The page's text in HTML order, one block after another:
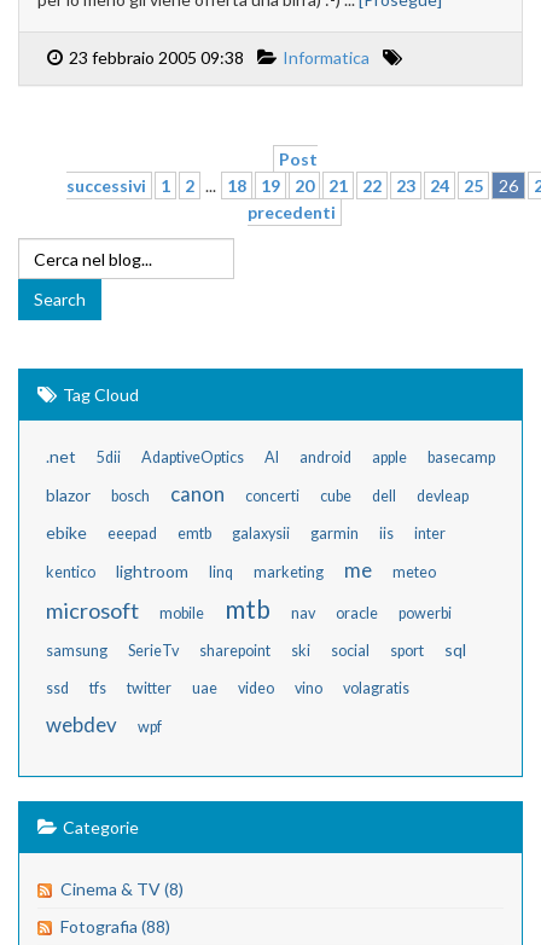
23 febbraio 2005 09:38 Informatica
Post
successivi
1 2 ... 18 19 20 21 22 23 24 25 26
precedenti
Tag Cloud
.net 5dii AdaptiveOptics AI android apple basecamp
blazor bosch canon concerti cube dell devleap
ebike eeepad emtb galaxysii garmin iis inter
kentico lightroom linq marketing me meteo
microsoft mobile mtb nav oracle powerbi
samsung SerieTv sharepoint ski social sport sql
ssd tfs twitter uae video vino volagratis
webdev wpf
Categorie
Cinema & TV (8)
Fotografia (88)